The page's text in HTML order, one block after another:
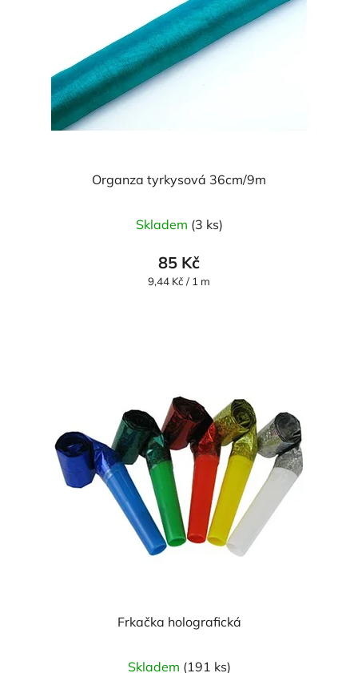
Organza tyrkysová 36cm/9m
hodnocení
produktu
je
Skladem (3 ks)
85 Kč
Měrná
9,44 Kč / 1 m
Frkačka holografická
Skladem (191 ks)